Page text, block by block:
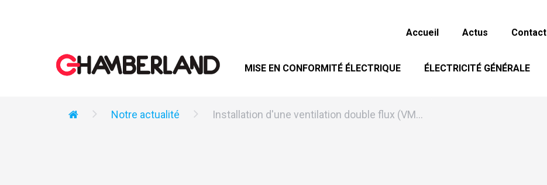
Accueil Actus Contact
MISE EN CONFORMITÉ ÉLECTRIQUE ÉLECTRICITÉ GÉNÉRALE
Notre actualité Installation d'une ventilation double flux (VM...